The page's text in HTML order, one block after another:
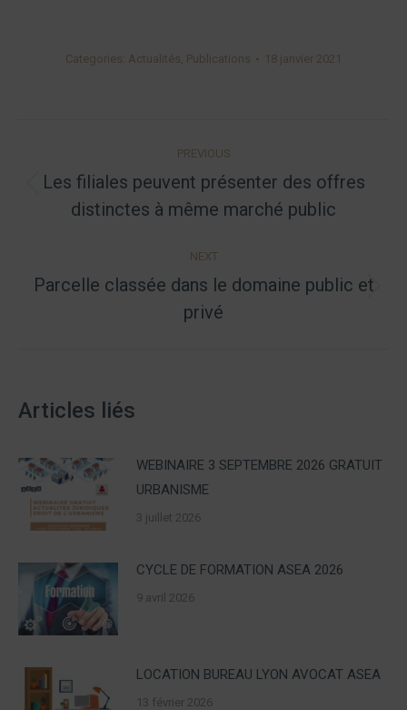
Categories: Actualités, Publications 18 janvier 2021
navigation
PREVIOUS
Previous
post:
Les filiales peuvent présenter des offres
distinctes à même marché public
NEXT
post:
Parcelle classée dans le domaine public et
privé
Articles liés
WEBINAIRE 3 SEPTEMBRE 2026 GRATUIT
URBANISME
3 juillet 2026
CYCLE DE FORMATION ASEA 2026
9 avril 2026
LOCATION BUREAU LYON AVOCAT ASEA
13 février 2026